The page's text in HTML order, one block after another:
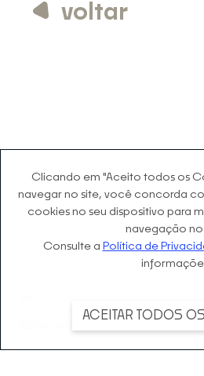
voltar
FACEBOOK
Clicando em "Aceito todos os
navegar no site, você concorda
cookies no seu dispositivo para
navegação no
Consulte a Política de
ACEITAR TODOS